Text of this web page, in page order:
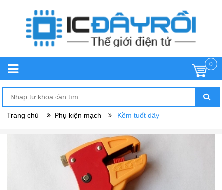
0
Trang chủ Phụ kiện mạch Kềm tuốt dây